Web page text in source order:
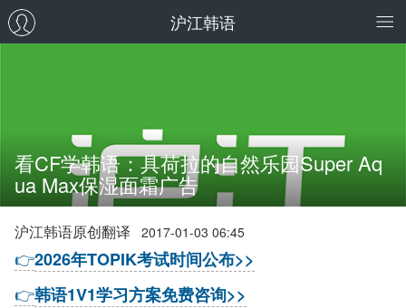
沪江韩语
看CF学韩语：具荷拉的自然乐园Super Aq
ua Max保湿面霜广告
沪江韩语原创翻译 2017-01-03 06:45
👉2026年TOPIK考试时间公布>>
👉韩语1V1学习方案免费咨询>>